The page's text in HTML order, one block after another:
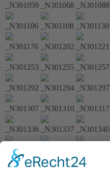
_N301059 _N301068 _N301088
_N301106 _N301108 _N301130
_N301176 _N301202 _N301221
_N301253 _N301255 _N301257
_N301292 _N301294 _N301297
_N301307 _N301310 _N301317
_N301336 _N301337 _N301340
_N301348